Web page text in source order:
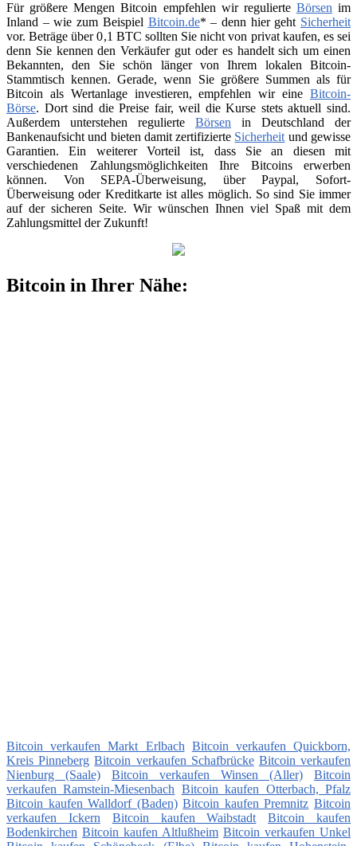
Für größere Mengen Bitcoin empfehlen wir regulierte Börsen im
Inland – wie zum Beispiel Bitcoin.de* – denn hier geht Sicherheit
vor. Beträge über 0,1 BTC sollten Sie nicht von privat kaufen, es sei
denn Sie kennen den Verkäufer gut oder es handelt sich um einen
Bekannten, den Sie schön länger von Ihrem lokalen Bitcoin-
Stammtisch kennen. Gerade, wenn Sie größere Summen als für
Bitcoin als Wertanlage investieren, empfehlen wir eine Bitcoin-
Börse. Dort sind die Preise fair, weil die Kurse stets aktuell sind.
Außerdem unterstehen regulierte Börsen in Deutschland der
Bankenaufsicht und bieten damit zertifizierte Sicherheit und gewisse
Garantien. Ein weiterer Vorteil ist, dass Sie an diesen mit
verschiedenen Zahlungsmöglichkeiten Ihre Bitcoins erwerben
können. Von SEPA-Überweisung, über Paypal, Sofort-
Überweisung oder Kreditkarte ist alles möglich. So sind Sie immer
auf der sicheren Seite. Wir wünschen Ihnen viel Spaß mit dem
Zahlungsmittel der Zukunft!
Bitcoin in Ihrer Nähe:
Bitcoin verkaufen Markt Erlbach Bitcoin verkaufen Quickborn,
Kreis Pinneberg Bitcoin verkaufen Schafbrücke Bitcoin verkaufen
Nienburg (Saale)
Bitcoin verkaufen Winsen (Aller)
Bitcoin
verkaufen Ramstein-Miesenbach Bitcoin kaufen Otterbach, Pfalz
Bitcoin kaufen Walldorf (Baden) Bitcoin kaufen Premnitz Bitcoin
verkaufen Ickern
Bitcoin kaufen Waibstadt
Bitcoin kaufen
Bodenkirchen Bitcoin kaufen Altlußheim Bitcoin verkaufen Unkel